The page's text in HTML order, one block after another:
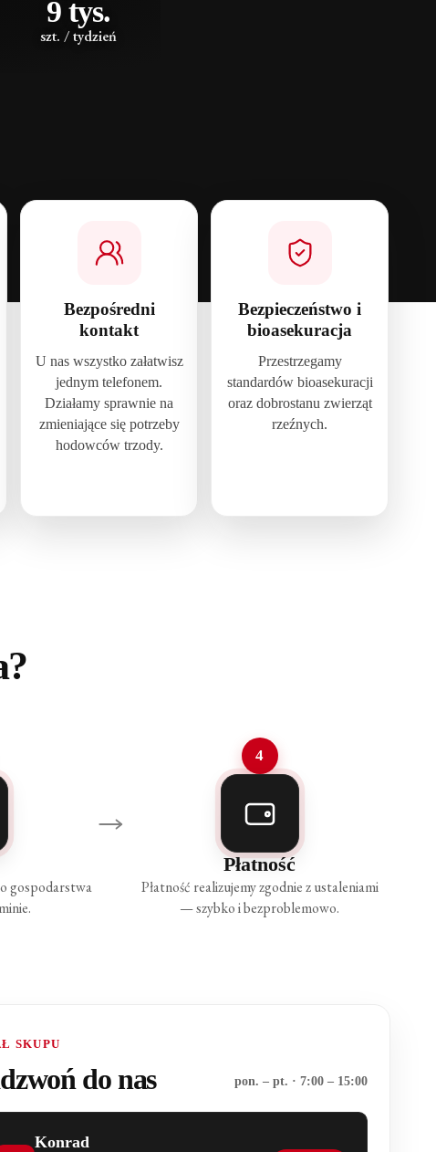
9 tys.
szt. / tydzień
Bezpośredni
kontakt
U nas wszystko załatwisz
jednym telefonem.
Działamy sprawnie na
zmieniające się potrzeby
hodowców trzody.
Bezpieczeństwo i
bioasekuracja
Przestrzegamy
standardów bioasekuracji
oraz dobrostanu zwierząt
rzeźnych.
gospodarstwa
4
Płatność
Płatność realizujemy zgodnie z ustaleniami
— szybko i bezproblemowo.
SKUPU
do nas pon. – pt. · 7:00 – 15:00
Konrad